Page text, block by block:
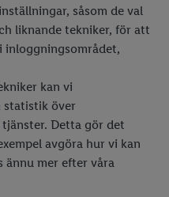
såsom de val
liknande tekniker, för att
inloggningsområdet,
kan vi
statistik över
Detta gör det
avgöra hur vi kan
ännu mer efter våra